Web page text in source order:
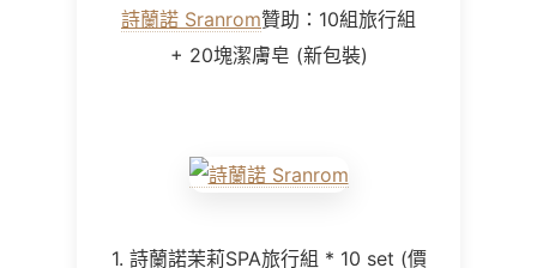
詩蘭諾 Sranrom贊助：10組旅行組
+ 20塊潔膚皂 (新包裝)
1. 詩蘭諾茉莉SPA旅行組 * 10 set (價